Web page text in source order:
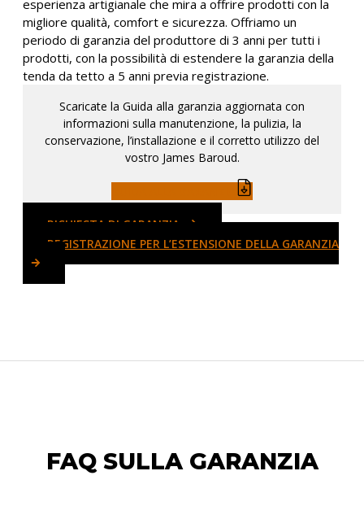
esperienza artigianale che mira a offrire prodotti con la
migliore qualità, comfort e sicurezza. Offriamo un
periodo di garanzia del produttore di 3 anni per tutti i
prodotti, con la possibilità di estendere la garanzia della
tenda da tetto a 5 anni previa registrazione.
Scaricate la Guida alla garanzia aggiornata con
informazioni sulla manutenzione, la pulizia, la
conservazione, l’installazione e il corretto utilizzo del
vostro James Baroud.
RICHIESTA DI GARANZIA
REGISTRAZIONE PER L’ESTENSIONE DELLA GARANZIA
FAQ SULLA GARANZIA